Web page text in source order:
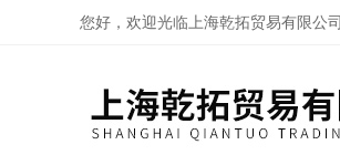
您好，欢迎光临上海乾拓贸易有限公司